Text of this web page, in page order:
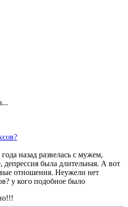
назад развелась с мужем,
депрессия была длительная. А вот
отношения. Неужели нет
у кого подобное было